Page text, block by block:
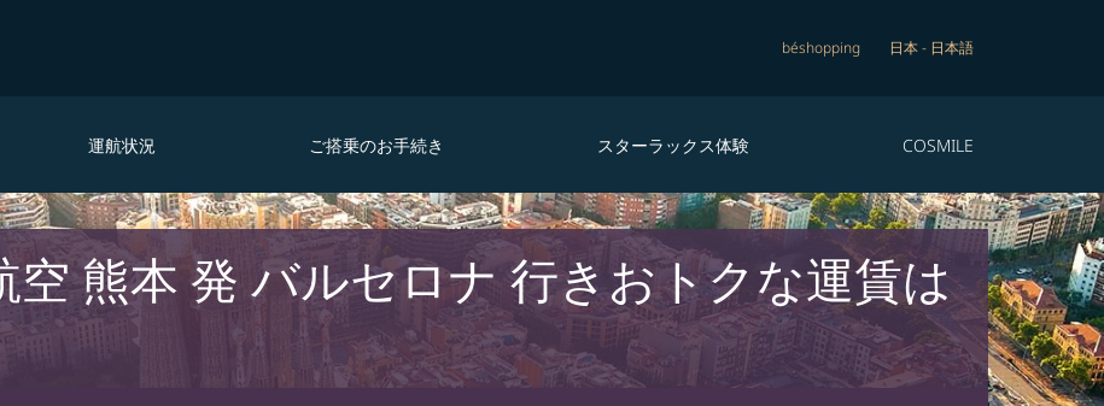
béshopping 日本- 日本語
運航状況 ご搭乗のお手続き スターラックス体験 COSMILE
熊本 発 バルセロナ 行きおトクな運賃は